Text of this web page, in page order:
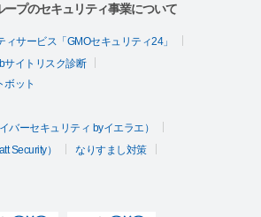
プのセキュリティ事業について
サービス「GMOセキュリティ24」
サイトリスク診断
ボット
バーセキュリティ byイエラエ）
Security）
なりすまし対策